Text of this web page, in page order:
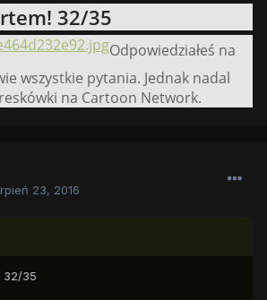
32/35
Odpowiedziałeś na
wszystkie pytania. Jednak nadal
na Cartoon Network.
23, 2016
32/35